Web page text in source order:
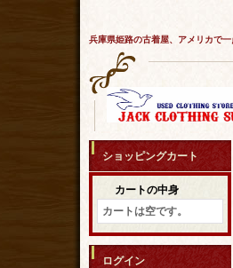
兵庫県姫路の古着屋、アメリカで
ショッピングカート
カートの中身
カートは空です。
ログイン